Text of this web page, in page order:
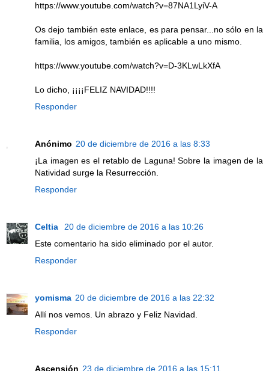
https://www.youtube.com/watch?v=87NA1LyiV-A
Os dejo también este enlace, es para pensar...no sólo en la
familia, los amigos, también es aplicable a uno mismo.
https://www.youtube.com/watch?v=D-3KLwLkXfA
Lo dicho, ¡¡¡¡FELIZ NAVIDAD!!!!
Responder
Anónimo 20 de diciembre de 2016 a las 8:33
¡La imagen es el retablo de Laguna! Sobre la imagen de la
Natividad surge la Resurrección.
Responder
Celtia
20 de diciembre de 2016 a las 10:26
Este comentario ha sido eliminado por el autor.
Responder
yomisma 20 de diciembre de 2016 a las 22:32
Allí nos vemos. Un abrazo y Feliz Navidad.
Responder
Ascensión 23 de diciembre de 2016 a las 15:11